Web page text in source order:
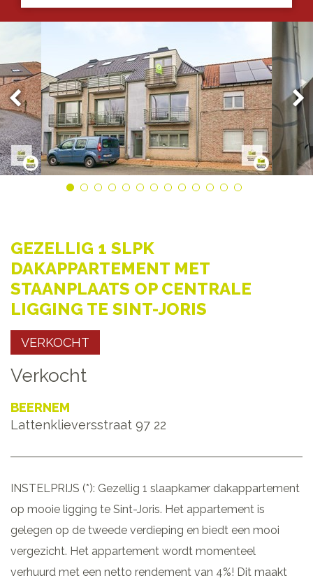
GEZELLIG 1 SLPK
DAKAPPARTEMENT MET
STAANPLAATS OP CENTRALE
LIGGING TE SINT-JORIS
VERKOCHT
Verkocht
BEERNEM
Lattenklieversstraat 97 22
INSTELPRIJS (*): Gezellig 1 slaapkamer dakappartement
op mooie ligging te Sint-Joris. Het appartement is
gelegen op de tweede verdieping en biedt een mooi
vergezicht. Het appartement wordt momenteel
verhuurd met een netto rendement van 4%! Dit maakt